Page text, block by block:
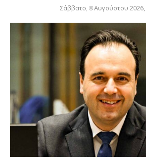
Σάββατο, 8 Αυγούστου 2026,